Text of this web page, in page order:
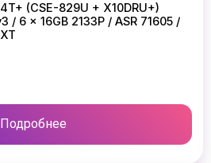
(CSE-829U + X10DRU+)
/ 6 x 16GB 2133P / ASR 71605 /
Подробнее